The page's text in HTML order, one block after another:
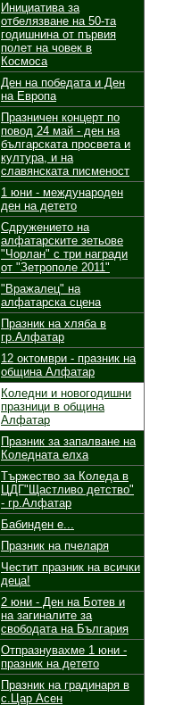
Инициатива за
отбелязване на 50-та
годишнина от първия
полет на човек в
Космоса
Ден на победата и Ден
на Европа
Празничен концерт по
повод 24 май - ден на
българската просвета и
култура, и на
славянската писменост
1 юни - международен
ден на детето
Сдружението на
алфатарските зетьове
"Чорлан" с три награди
от "Зетрополе 2011"
"Вражалец" на
алфатарска сцена
Празник на хляба в
гр.Алфатар
12 октомври - празник на
община Алфатар
Коледни и новогодишни
празници в община
Алфатар
Празник за запалване на
Коледната елха
Тържество за Коледа в
ЦДГ"Щастливо детство"
- гр.Алфатар
Бабинден е...
Празник на пчеларя
Честит празник на всички
деца!
2 юни - Ден на Ботев и
на загиналите за
свободата на България
Отпразнувахме 1 юни -
празник на детето
Празник на градинаря в
с.Цар Асен